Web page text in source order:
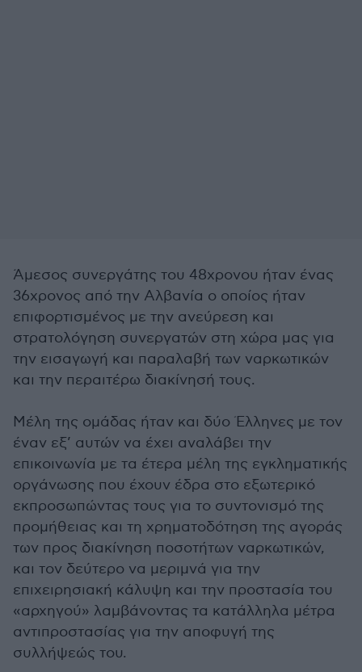
Άμεσος συνεργάτης του 48χρονου ήταν ένας
36χρονος από την Αλβανία ο οποίος ήταν
επιφορτισμένος με την ανεύρεση και
στρατολόγηση συνεργατών στη χώρα μας για
την εισαγωγή και παραλαβή των ναρκωτικών
και την περαιτέρω διακίνησή τους.
Μέλη της ομάδας ήταν και δύο Έλληνες με τον
έναν εξ’ αυτών να έχει αναλάβει την
επικοινωνία με τα έτερα μέλη της εγκληματικής
οργάνωσης που έχουν έδρα στο εξωτερικό
εκπροσωπώντας τους για το συντονισμό της
προμήθειας και τη χρηματοδότηση της αγοράς
των προς διακίνηση ποσοτήτων ναρκωτικών,
και τον δεύτερο να μεριμνά για την
επιχειρησιακή κάλυψη και την προστασία του
«αρχηγού» λαμβάνοντας τα κατάλληλα μέτρα
αντιπροστασίας για την αποφυγή της
συλλήψεώς του.